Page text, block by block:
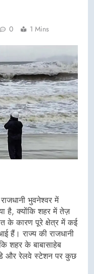
0 1 Mins
भुवनेश्वर में
है, क्योंकि शहर में तेज़
के कारण पूरे क्षेत्र में कई
हैं। राज्य की राजधानी
शहर के बाबासाहेब
और रेलवे स्टेशन पर कुछ